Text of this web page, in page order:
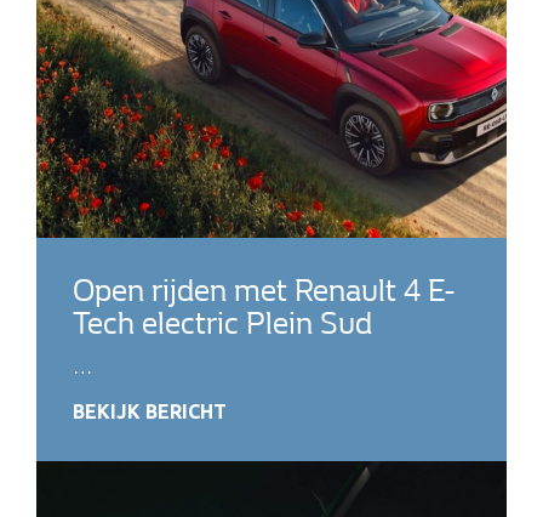
Open rijden met Renault 4 E-
Tech electric Plein Sud
…
BEKIJK BERICHT